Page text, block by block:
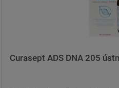
Curasept ADS DNA 205